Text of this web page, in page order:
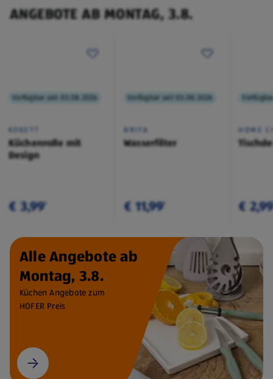
ANGEBOTE AB MONTAG, 3.8.
Verfügbar seit 03.08.2026
KOKETT
Küchenrolle mit
Design
€ 3,99¹
Verfügbar seit 03.08.2026
BRITA
Wasserfilter
€ 11,99¹
HOME
€
Alle Angebote ab
Montag, 3.8.
Küchen Angebote zum
HOFER Preis